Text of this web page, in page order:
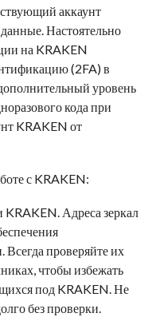
аккаунт
Настоятельно
на KRAKEN
(2FA) в
уровень
кода при
KRAKEN от
с KRAKEN:
KRAKEN. Адреса зеркал
Всегда проверяйте их
чтобы избежать
под KRAKEN. Не
без проверки.